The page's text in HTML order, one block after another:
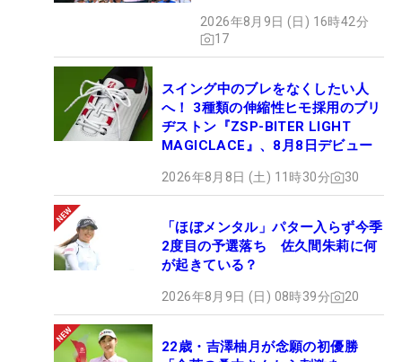
2026年8月9日 (日) 16時42分
17
スイング中のブレをなくしたい人
へ！ 3種類の伸縮性ヒモ採用のブリ
ヂストン『ZSP-BITER LIGHT
MAGICLACE』、8月8日デビュー
2026年8月8日 (土) 11時30分 30
「ほぼメンタル」パター入らず今季
2度目の予選落ち 佐久間朱莉に何
が起きている？
2026年8月9日 (日) 08時39分 20
22歳・吉澤柚月が念願の初優勝